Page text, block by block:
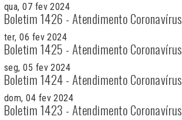
qua, 07 fev 2024
Boletim 1426 - Atendimento Coronavírus
ter, 06 fev 2024
Boletim 1425 - Atendimento Coronavírus
seg, 05 fev 2024
Boletim 1424 - Atendimento Coronavírus
dom, 04 fev 2024
Boletim 1423 - Atendimento Coronavírus